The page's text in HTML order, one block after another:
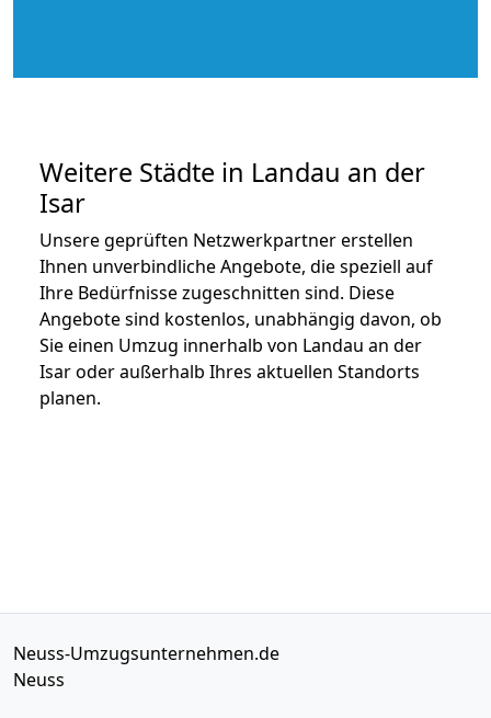
Weitere Städte in Landau an der
Isar
Unsere geprüften Netzwerkpartner erstellen
Ihnen unverbindliche Angebote, die speziell auf
Ihre Bedürfnisse zugeschnitten sind. Diese
Angebote sind kostenlos, unabhängig davon, ob
Sie einen Umzug innerhalb von Landau an der
Isar oder außerhalb Ihres aktuellen Standorts
planen.
Neuss-Umzugsunternehmen.de
Neuss